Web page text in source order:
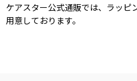
ケアスター公式通販では、ラッピ
用意しております。